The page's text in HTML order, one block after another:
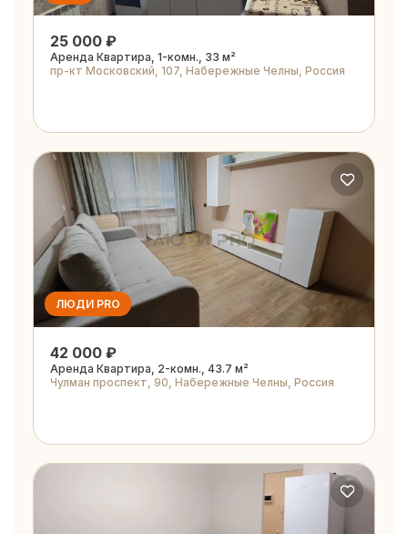
25 000 ₽
Аренда Квартира, 1-комн., 33 м²
пр-кт Московский, 107, Набережные Челны, Россия
ЛЮДИ PRO
42 000 ₽
Аренда Квартира, 2-комн., 43.7 м²
Чулман проспект, 90, Набережные Челны, Россия